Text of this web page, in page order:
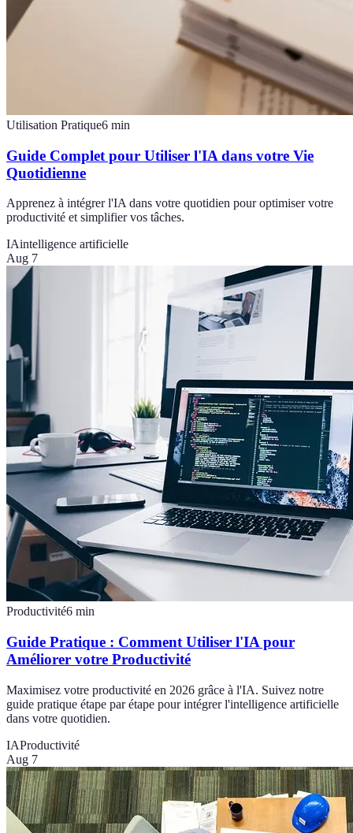
Utilisation Pratique6 min
Guide Complet pour Utiliser l'IA dans votre Vie
Quotidienne
Apprenez à intégrer l'IA dans votre quotidien pour optimiser votre
productivité et simplifier vos tâches.
IAintelligence artificielle
Aug 7
Productivité6 min
Guide Pratique : Comment Utiliser l'IA pour
Améliorer votre Productivité
Maximisez votre productivité en 2026 grâce à l'IA. Suivez notre
guide pratique étape par étape pour intégrer l'intelligence artificielle
dans votre quotidien.
IAProductivité
Aug 7